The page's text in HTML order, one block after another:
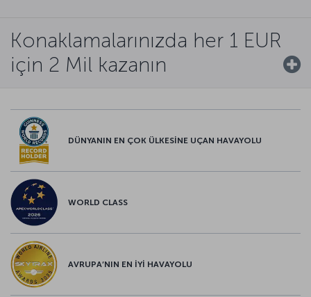
Konaklamalarınızda her 1 EUR
için 2 Mil kazanın
DÜNYANIN EN ÇOK ÜLKESİNE UÇAN HAVAYOLU
WORLD CLASS
AVRUPA’NIN EN İYİ HAVAYOLU